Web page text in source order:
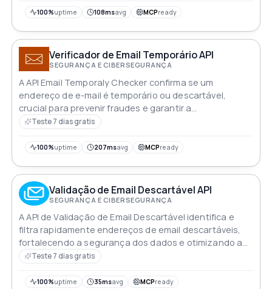
100%uptime 108msavg MCPready
Verificador de Email Temporário API
SEGURANÇA E CIBERSEGURANÇA
A API Email Temporaly Checker confirma se um
endereço de e-mail é temporário ou descartável,
crucial para prevenir fraudes e garantir a
confiabilidade da lista
Teste 7 dias gratis
100%uptime 207msavg MCPready
Validação de Email Descartável API
SEGURANÇA E CIBERSEGURANÇA
A API de Validação de Email Descartável identifica e
filtra rapidamente endereços de email descartáveis,
fortalecendo a segurança dos dados e otimizando a
eficiência da comunicação por email
Teste 7 dias gratis
100%uptime 35msavg MCPready